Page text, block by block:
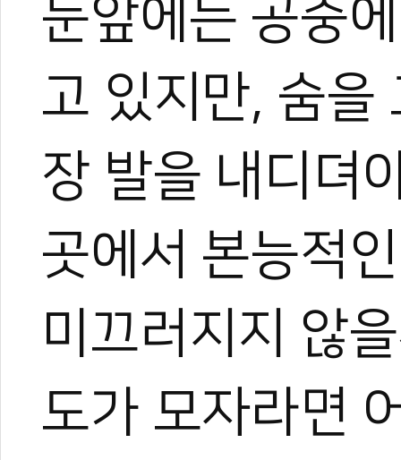
눈앞에는 공중
고 있지만, 숨을
장 발을 내디뎌
곳에서 본능적
미끄러지지 않
도가 모자라면